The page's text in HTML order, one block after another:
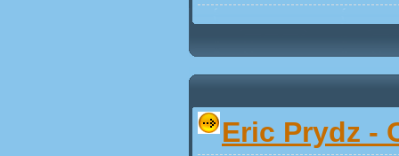
Eric Prydz -